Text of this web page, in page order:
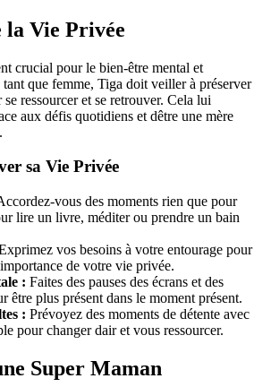
Vie Privée
crucial pour le bien-être mental et
que femme, Tiga doit veiller à préserver
ressourcer et se retrouver. Cela lui
aux défis quotidiens et dêtre une mère
sa Vie Privée
vous des moments rien que pour
lire un livre, méditer ou prendre un bain
vos besoins à votre entourage pour
de votre vie privée.
: Faites des pauses des écrans et des
être plus présent dans le moment présent.
: Prévoyez des moments de détente avec
pour changer dair et vous ressourcer.
Super Maman